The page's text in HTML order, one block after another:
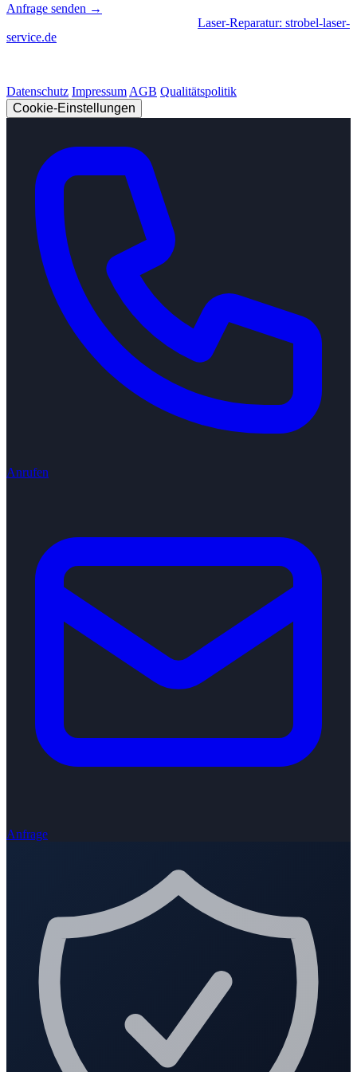
Anfrage senden →
Laser-Reparatur: strobel-laser-
service.de
Datenschutz Impressum AGB Qualitätspolitik
Cookie-Einstellungen
Anrufen
Anfrage